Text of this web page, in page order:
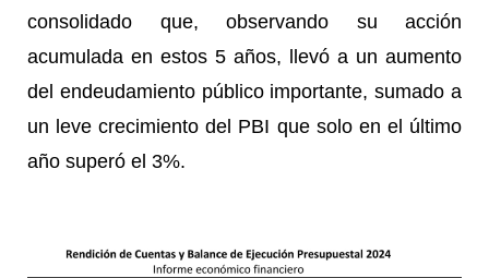
consolidado que, observando su acción
acumulada en estos 5 años, llevó a un aumento
del endeudamiento público importante, sumado a
un leve crecimiento del PBI que solo en el último
año superó el 3%.